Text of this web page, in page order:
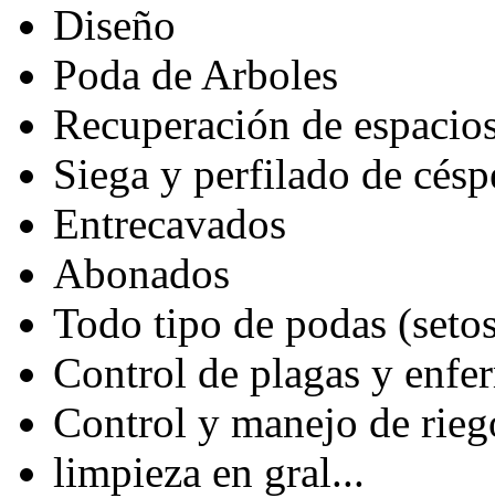
Diseño
Poda de Arboles
Recuperación de
Siega y perfilado de
Entrecavados
Abonados
Todo tipo de podas
Control de plagas y
Control y manejo de
limpieza en gral...